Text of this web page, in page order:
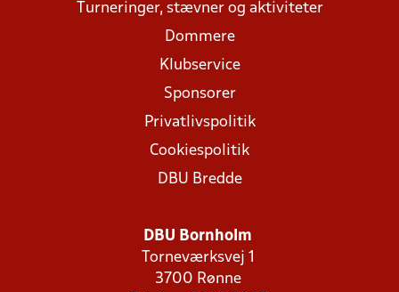
Turneringer, stævner og aktiviteter
Dommere
Klubservice
Sponsorer
Privatlivspolitik
Cookiespolitik
DBU Bredde
DBU Bornholm
Torneværksvej 1
3700 Rønne